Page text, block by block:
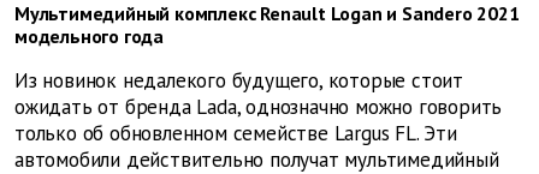
Мультимедийный комплекс Renault Logan и Sandero 2021
модельного года
Из новинок недалекого будущего, которые стоит
ожидать от бренда Lada, однозначно можно говорить
только об обновленном семействе Largus FL. Эти
автомобили действительно получат мультимедийный